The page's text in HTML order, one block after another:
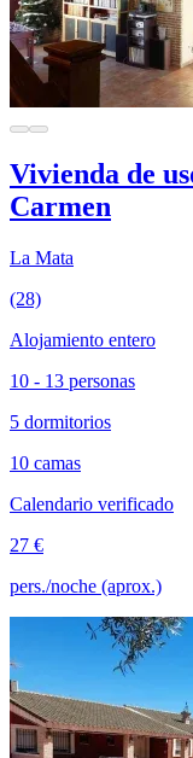
Vivienda de
Carmen
La Mata
(28)
Alojamiento entero
10 - 13 personas
5 dormitorios
10 camas
Calendario verificado
27 €
pers./noche (aprox.)